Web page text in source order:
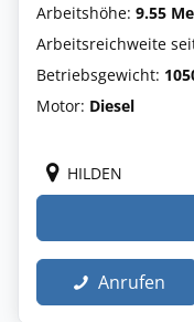
Arbeitshöhe: 9.55
Arbeitsreichweite
Betriebsgewicht:
Motor: Diesel
HILDEN
Anrufen